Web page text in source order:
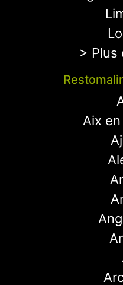
> Plus
Aix